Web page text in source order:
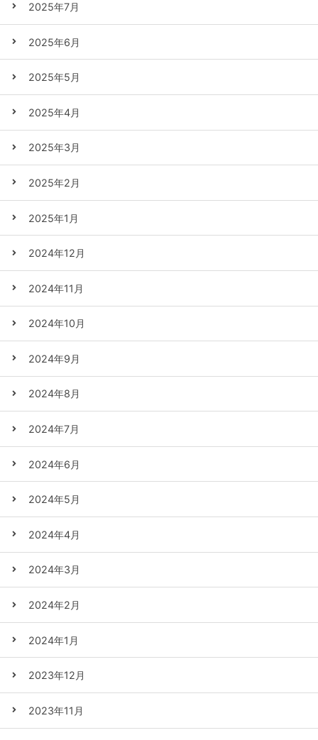
2025年7月
2025年6月
2025年5月
2025年4月
2025年3月
2025年2月
2025年1月
2024年12月
2024年11月
2024年10月
2024年9月
2024年8月
2024年7月
2024年6月
2024年5月
2024年4月
2024年3月
2024年2月
2024年1月
2023年12月
2023年11月